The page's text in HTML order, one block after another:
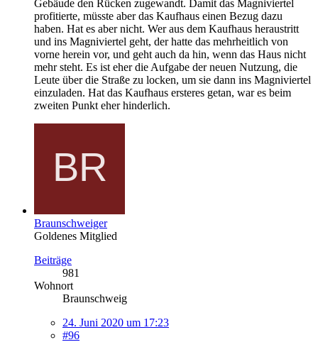
Gebäude den Rücken zugewandt. Damit das Magniviertel
profitierte, müsste aber das Kaufhaus einen Bezug dazu
haben. Hat es aber nicht. Wer aus dem Kaufhaus heraustritt
und ins Magniviertel geht, der hatte das mehrheitlich von
vorne herein vor, und geht auch da hin, wenn das Haus nicht
mehr steht. Es ist eher die Aufgabe der neuen Nutzung, die
Leute über die Straße zu locken, um sie dann ins Magniviertel
einzuladen. Hat das Kaufhaus ersteres getan, war es beim
zweiten Punkt eher hinderlich.
Braunschweiger
Goldenes Mitglied
Beiträge
981
Wohnort
Braunschweig
24. Juni 2020 um 17:23
#96